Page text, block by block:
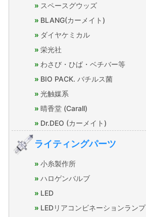
スペースグウッズ
BLANG(カーメイト)
ダイヤケミカル
栄光社
わさび・ひば・ベチバー等
BIO PACK. バチルス菌
光触媒系
晴香堂 (Carall)
Dr.DEO (カーメイト)
ライティングパーツ
小糸製作所
ハロゲンバルブ
LED
LEDリアコンビネーションランプ